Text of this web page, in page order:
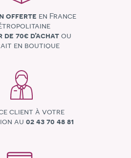
offerte en France
70€ d’achat ou
en boutique
client à votre
au 02 43 70 48 81